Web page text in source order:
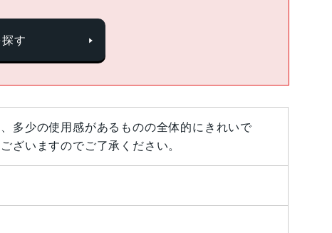
す
多少の使用感があるものの全体的にきれいで
ざいますのでご了承ください。